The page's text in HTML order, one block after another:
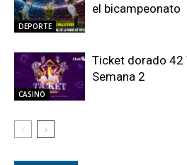
DEPORTE
el bicampeonato
CASINO
Ticket dorado 42
Semana 2